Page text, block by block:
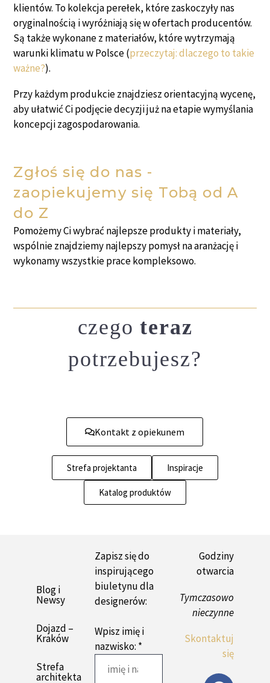
klientów. To kolekcja perełek, które zaskoczyły nas
oryginalnością i wyróżniają się w ofertach producentów.
Są także wykonane z materiałów, które wytrzymają
warunki klimatu w Polsce (przeczytaj: dlaczego to takie
ważne?).
Przy każdym produkcie znajdziesz orientacyjną wycenę,
aby ułatwić Ci podjęcie decyzji już na etapie wymyślania
koncepcji zagospodarowania.
Zgłoś się do nas -
zaopiekujemy się Tobą od A
do Z
Pomożemy Ci wybrać najlepsze produkty i materiały,
wspólnie znajdziemy najlepszy pomysł na aranżację i
wykonamy wszystkie prace kompleksowo.
czegoteraz
potrzebujesz?
Kontakt z opiekunem
Strefa projektanta Inspiracje
Katalog produktów
Blog i
Newsy
Dojazd –
Kraków
Strefa
architekta
Zapisz się do
inspirującego
biuletynu dla
designerów:
Wpisz imię i
nazwisko: *
Godziny
otwarcia
Tymczasowo
nieczynne
Skontaktuj
się